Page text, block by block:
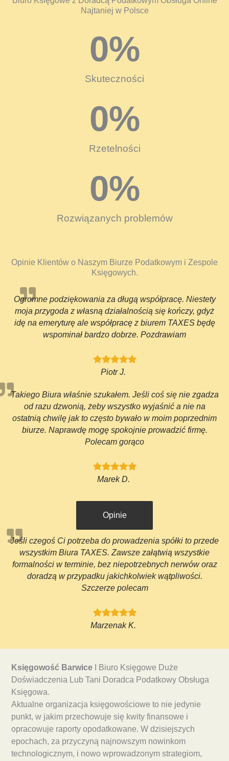
Najtaniej w Polsce
Skuteczności
0%
Rzetelności
0%
Rozwiązanych problemów
0%
Opinie Klientów o Naszym Biurze Podatkowym i Zespole
Księgowych.
Ogromne podziękowania za długą współpracę. Niestety
moja przygoda z własną działalnością się kończy, gdyż
idę na emeryturę ale współpracę z biurem TAXES będę
wspominał bardzo dobrze. Pozdrawiam
Piotr J.
Takiego Biura właśnie szukałem. Jeśli coś się nie zgadza
od razu dzwonią, żeby wszystko wyjaśnić a nie na
ostatnią chwilę jak to często bywało w moim poprzednim
biurze. Naprawdę mogę spokojnie prowadzić firmę.
Polecam gorąco
Marek D.
Opinie
Jeśli czegoś Ci potrzeba do prowadzenia spółki to przede
wszystkim Biura TAXES. Zawsze załątwią wszystkie
formalności w terminie, bez niepotrzebnych nerwów oraz
doradzą w przypadku jakichkolwiek wątpliwości.
Szczerze polecam
Marzenak K.
Księgowość Barwice I Biuro Księgowe Duże
Doświadczenia Lub Tani Doradca Podatkowy Obsługa
Księgowa.
Aktualne organizacja księgowościowe to nie jedynie
punkt, w jakim przechowuje się kwity finansowe i
opracowuje raporty opodatkowane. W dzisiejszych
epochach, za przyczyną najnowszym nowinkom
technologicznym, i nowo wprowadzonym strategiom,